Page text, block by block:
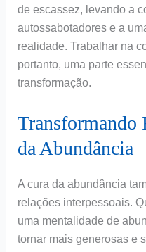
de escassez, levando a
autossabotadores e a
realidade. Trabalhar na
portanto, uma parte
transformação.
Transformando
da Abundância
A cura da abundância
relações interpessoais.
uma mentalidade de
tornar mais generosas e